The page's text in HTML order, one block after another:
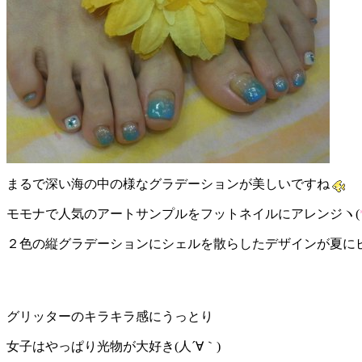
まるで深い海の中の様なグラデーションが美しいですね
モモナで人気のアートサンプルをフットネイルにアレンジヽ(
２色の縦グラデーションにシェルを散らしたデザインが夏に
グリッターのキラキラ感にうっとり
女子はやっぱり光物が大好き(人´∀｀)